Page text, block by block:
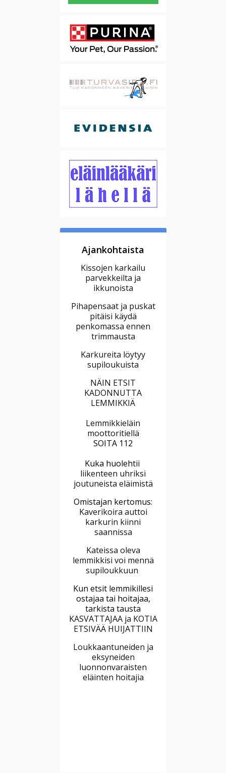
Ajankohtaista
Kissojen karkailu
parvekkeilta ja
ikkunoista
Pihapensaat ja puskat
pitäisi käydä
penkomassa ennen
trimmausta
Karkureita löytyy
supiloukuista
NÄIN ETSIT
KADONNUTTA
LEMMIKKIÄ
Lemmikkieläin
moottoritiellä
SOITA 112
Kuka huolehtii
liikenteen uhriksi
joutuneista eläimistä
Omistajan kertomus:
Kaverikoira auttoi
karkurin kiinni
saannissa
Kateissa oleva
lemmikkisi voi mennä
supiloukkuun
Kun etsit lemmikillesi
ostajaa tai hoitajaa,
tarkista tausta
KASVATTAJAA ja KOTIA
ETSIVÄÄ HUIJATTIIN
Loukkaantuneiden ja
eksyneiden
luonnonvaraisten
eläinten hoitajia